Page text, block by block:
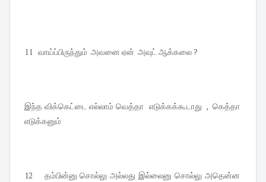
11 வாய்ப்பிருந்தும் அவனை ஏன் அவுட் ஆக்கலை ?
இந்த விக்கெட்டை எல்லாம் வெத்தா எடுக்கக்கூடாது , கெத்தா
எடுக்கனும்
12 தம்பின்னு சொல்லு அல்லது இல்லைனு சொல்லு அதென்ன